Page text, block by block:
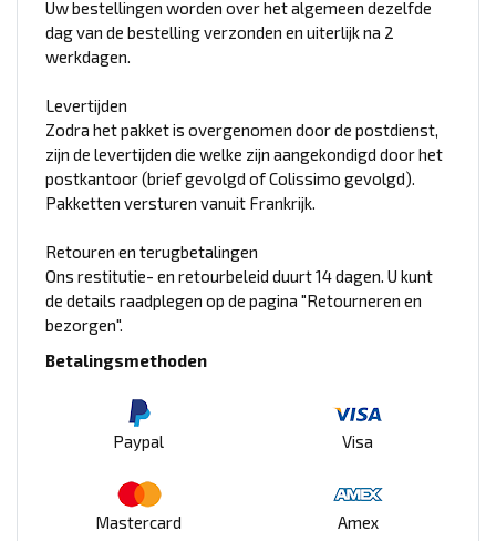
Uw bestellingen worden over het algemeen dezelfde
dag van de bestelling verzonden en uiterlijk na 2
werkdagen.
Levertijden
Zodra het pakket is overgenomen door de postdienst,
zijn de levertijden die welke zijn aangekondigd door het
postkantoor (brief gevolgd of Colissimo gevolgd).
Pakketten versturen vanuit Frankrijk.
Retouren en terugbetalingen
Ons restitutie- en retourbeleid duurt 14 dagen. U kunt
de details raadplegen op de pagina "Retourneren en
bezorgen".
Betalingsmethoden
Paypal Visa
Mastercard Amex